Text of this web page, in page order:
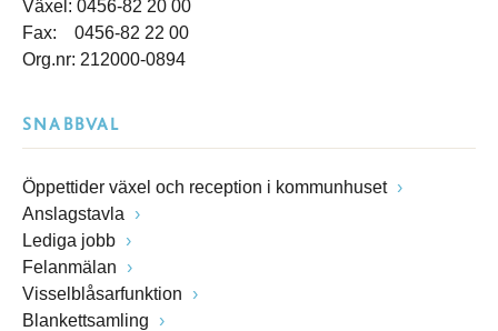
Växel: 0456-82 20 00
Fax: 0456-82 22 00
Org.nr: 212000-0894
SNABBVAL
Öppettider växel och reception i kommunhuset
Anslagstavla
Lediga jobb
Felanmälan
Visselblåsarfunktion
Blankettsamling